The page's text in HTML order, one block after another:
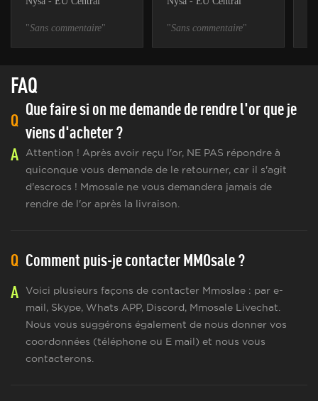
"Sans commentaire" "Sans commentaire"
FAQ
Q
Que faire si on me demande de rendre l'or que je
viens d'acheter ?
A
Attention ! Après avoir reçu l'or, NE PAS répondre à
quiconque vous demande de le retourner, car il s'agit
d'escrocs ! Mmosale ne vous demandera jamais de
rendre de l'or après la livraison.
Q Comment puis-je contacter MMOsale ?
A
Voici plusieurs façons de contacter Mmoslae : par e-
mail, Skype, Whats APP, Discord, Mmosale Livechat.
Nous vous suggérons également de nous donner vos
coordonnées (téléphone ou E mail) et nous vous
contacterons.